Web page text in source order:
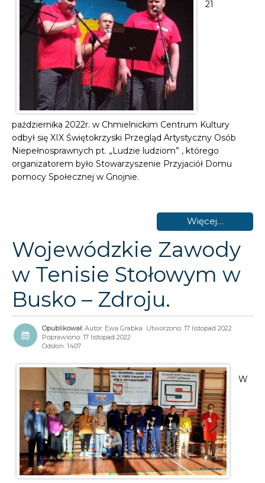
21
października 2022r. w Chmielnickim Centrum Kultury
odbył się XIX Świętokrzyski Przegląd Artystyczny Osób
Niepełnosprawnych pt. „Ludzie ludziom” , którego
organizatorem było Stowarzyszenie Przyjaciół Domu
pomocy Społecznej w Gnojnie.
Więcej…
Wojewódzkie Zawody
w Tenisie Stołowym w
Busko – Zdroju.
Autor: Ewa Grabka Utworzono: 17 listopad 2022
Poprawiono: 17 listopad 2022
Odsłon: 1407
W